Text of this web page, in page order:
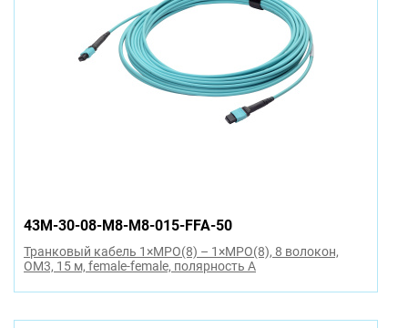
43M-30-08-M8-M8-015-FFA-50
Транковый кабель 1×MPO(8) – 1×MPO(8), 8 волокон,
OM3, 15 м, female-female, полярность A